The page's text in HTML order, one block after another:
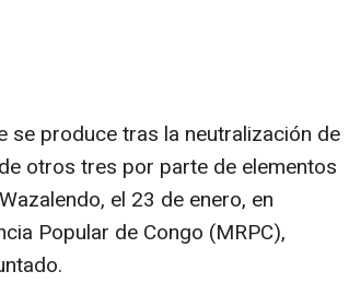
se produce tras la neutralización de
otros tres por parte de elementos
el 23 de enero, en
Popular de Congo (MRPC),